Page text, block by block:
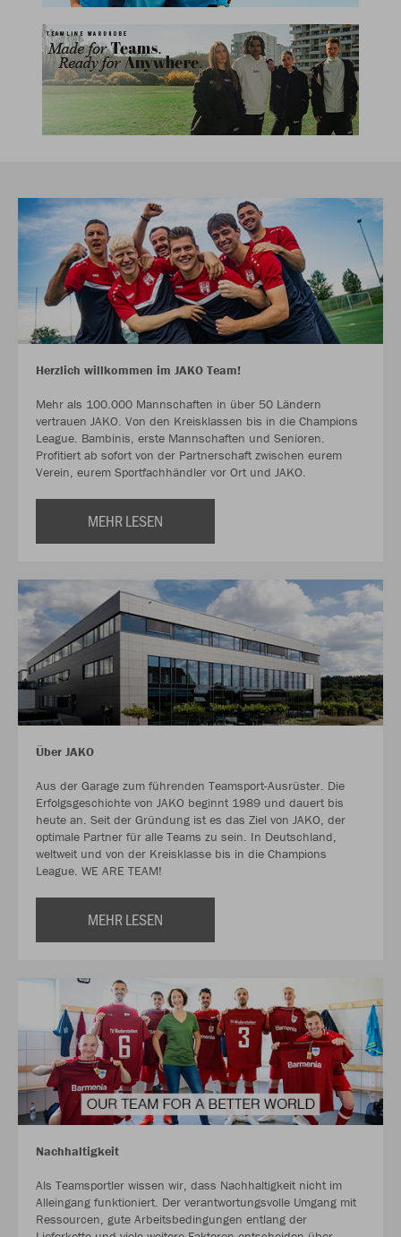
Herzlich willkommen im JAKO Team!
Mehr als 100.000 Mannschaften in über 50 Ländern
vertrauen JAKO. Von den Kreisklassen bis in die Champions
League. Bambinis, erste Mannschaften und Senioren.
Profitiert ab sofort von der Partnerschaft zwischen eurem
Verein, eurem Sportfachhändler vor Ort und JAKO.
MEHR LESEN
Über JAKO
Aus der Garage zum führenden Teamsport-Ausrüster. Die
Erfolgsgeschichte von JAKO beginnt 1989 und dauert bis
heute an. Seit der Gründung ist es das Ziel von JAKO, der
optimale Partner für alle Teams zu sein. In Deutschland,
weltweit und von der Kreisklasse bis in die Champions
League. WE ARE TEAM!
MEHR LESEN
Nachhaltigkeit
Als Teamsportler wissen wir, dass Nachhaltigkeit nicht im
Alleingang funktioniert. Der verantwortungsvolle Umgang mit
Ressourcen, gute Arbeitsbedingungen entlang der